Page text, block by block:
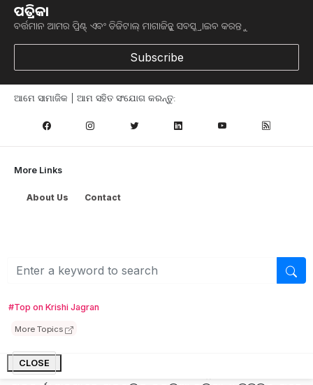
ପତ୍ରିକା
ବର୍ତ୍ତମାନ ଆମର ପ୍ରିଣ୍ଟ୍ ଏବଂ ଡିଜିଟାଲ୍ ମାଗାଜିନ୍କୁ ସବସ୍କ୍ରାଇବ କରନ୍ତୁ
Subscribe
ଆମେ ସାମାଜିକ | ଆମ ସହିତ ସଂଯୋଗ କରନ୍ତୁ:
More Links
About Us Contact
#Top on Krishi Jagran
More Topics
CLOSE
ସ୍ପିରିଲିଙ୍ଗ ହ୍ବାଇଟ ଫ୍ଲାଇ ନାମକ ଏକ ମାରାତ୍ମକ କୀଟ କିଛିବର୍ଷ
ପୂର୍ବରୁ ପ୍ରଥମେ କେରଳ ଓ ତାମିଲନାଡୁ ରାଜ୍ୟରେ
କ୍ଷୟକ୍ଷତି ଘଟାଇବା ପରେ ଏବେ ଏହା ଓଡ଼ିଶା ଉପକୂଳ ଜିଲାରେ
ବହୁଳ ଭାବେ ଦେଖାଦେଇଛି। ଏହି କୀଟଗୁଡ଼ିକ ପ୍ରଥମେ ନଡ଼ିଆ
ଗଛପତ୍ରର ତଳଭାଗରେ ବହୁ ସଂଖ୍ୟାରେ ଜମାହୋଇ ମଳତ୍ୟାଗ
କରିବାର କିଛିଦିନ ପରେ ପତ୍ରର ଉପରିଭାଗକୁ ବ୍ୟାପିଥାଏ।